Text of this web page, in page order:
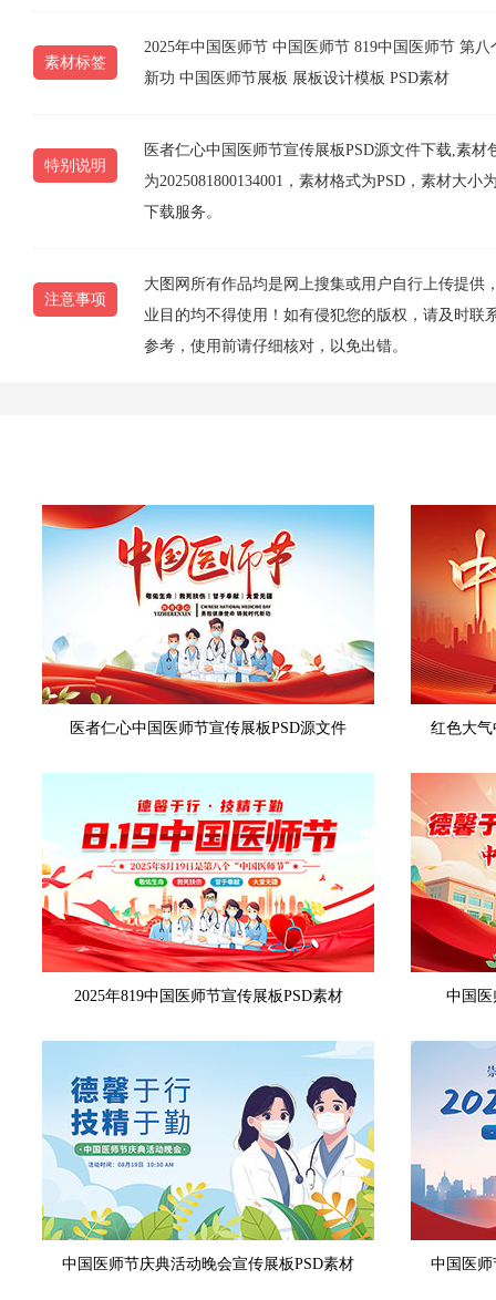
素材标签
2025年中国医师节 中国医师节 819中国医师节 第八
新功 中国医师节展板 展板设计模板 PSD素材
特别说明
医者仁心中国医师节宣传展板PSD源文件下载,素
为2025081800134001，素材格式为PSD，素材大
下载服务。
注意事项
大图网所有作品均是网上搜集或用户自行上传提
业目的均不得使用！如有侵犯您的版权，请及时联
参考，使用前请仔细核对，以免出错。
医者仁心中国医师节宣传展板PSD源文件 红色大气
2025年819中国医师节宣传展板PSD素材 中国医
中国医师节庆典活动晚会宣传展板PSD素材 中国医师